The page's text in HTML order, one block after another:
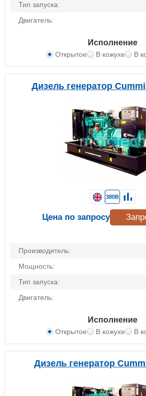
Тип запуска:
Двигатель:
Исполнение
Открытое В кожухе В
Дизель генератор
Производитель:
Мощность:
Тип запуска:
Двигатель:
Исполнение
Открытое В кожухе В
380В
Цена по запросу
Дизель генератор